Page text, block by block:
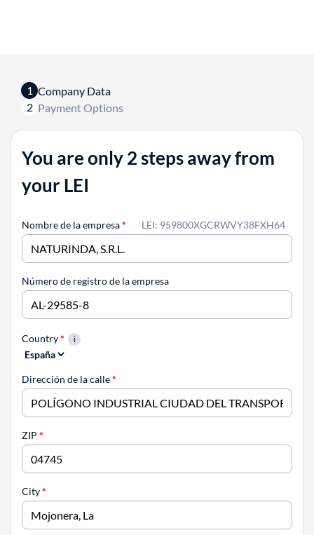
1 Company Data
2 Payment Options
You are only 2 steps away from
your LEI
LEI: 959800XGCRWVY38FXH64
Nombre de la empresa*
Número de registro de la empresa
Country*
Dirección de la calle*
ZIP *
City*